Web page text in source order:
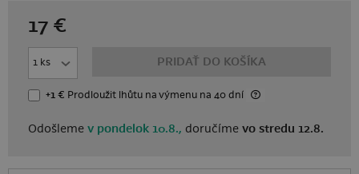
17 €
PRIDAŤ DO KOŠÍKA
+1 € Prodloužit lhůtuna výmenu na 40 dní
Odošlemev pondelok 10.8., doručímevo stredu 12.8.